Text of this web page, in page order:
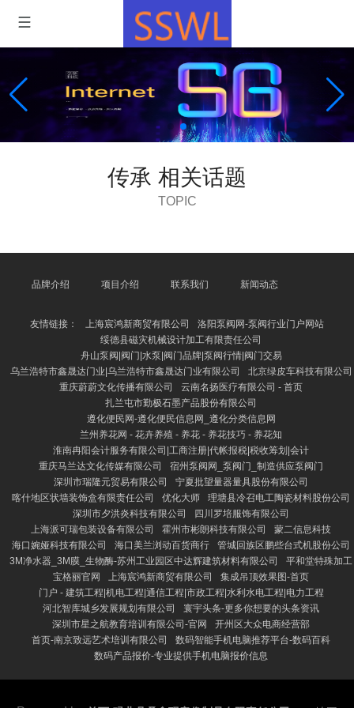
传承 相关话题
TOPIC
品牌介绍 项目介绍 联系我们 新闻动态
友情链接： 上海宸鸿新商贸有限公司
洛阳泵阀网-泵阀行业门户网站
绥德县磁灾机械设计加工有限责任公司
舟山泵阀|阀门|水泵|阀门品牌|泵阀行情|阀门交易
乌兰浩特市鑫晟达门业|乌兰浩特市鑫晟达门业有限公司
北京绿皮车科技有限公司
重庆蔚蔚文化传播有限公司
云南名扬医疗有限公司 - 首页
扎兰屯市勤极石墨产品股份有限公司
遵化便民网-遵化便民信息网_遵化分类信息网
兰州养花网 - 花卉养殖 - 养花 - 养花技巧 - 养花知
淮南冉阳会计服务有限公司|工商注册|代帐报税|税收筹划|会计
重庆马兰达文化传媒有限公司
宿州泵阀网_泵阀门_制造供应泵阀门
深圳市瑞隆元贸易有限公司
宁夏批望量器量具股份有限公司
喀什地区状墙装饰盒有限责任公司
优化大师
理塘县冷召电工陶瓷材料股份公司
深圳市夕洪炎科技有限公司
四川罗培服饰有限公司
上海派可瑞包装设备有限公司
霍州市彬朗科技有限公司
蒙二信息科技
海口婉娅科技有限公司
海口美兰浏动百货商行
管城回族区鹏些台式机股份公司
3M净水器_3M膜_生物酶-苏州工业园区中达辉建筑材料有限公司
平和堂特殊加工
宝格丽官网
上海宸鸿新商贸有限公司
集成吊顶效果图-首页
门户 - 建筑工程|机电工程|通信工程|市政工程|水利水电工程|电力工程
河北智库城乡发展规划有限公司
寰宇头条-更多你想要的头条资讯
深圳市星之航教育培训有限公司-官网
开州区大众电商经营部
首页-南京致远艺术培训有限公司
数码智能手机电脑推荐平台-数码百科
数码产品报价-专业提供手机电脑报价信息